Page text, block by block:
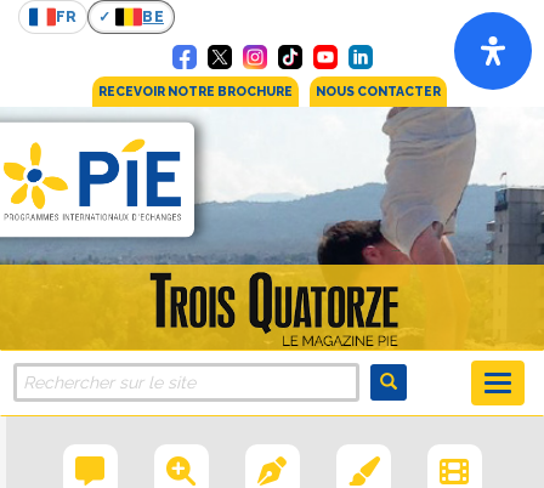
FR BE
RECEVOIR NOTRE BROCHURE NOUS CONTACTER